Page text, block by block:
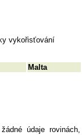
vykořisťování
Malta
údaje rovinách,